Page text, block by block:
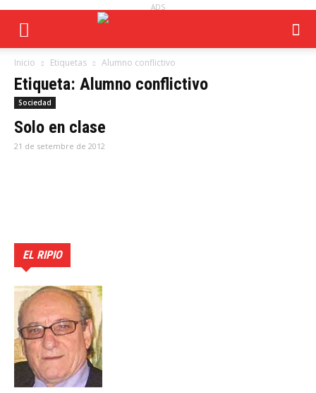
ADS
Inicio Etiquetas Alumno conflictivo
Etiqueta: Alumno conflictivo
Sociedad
Solo en clase
21 de setembre de 2012
EL RIPIO